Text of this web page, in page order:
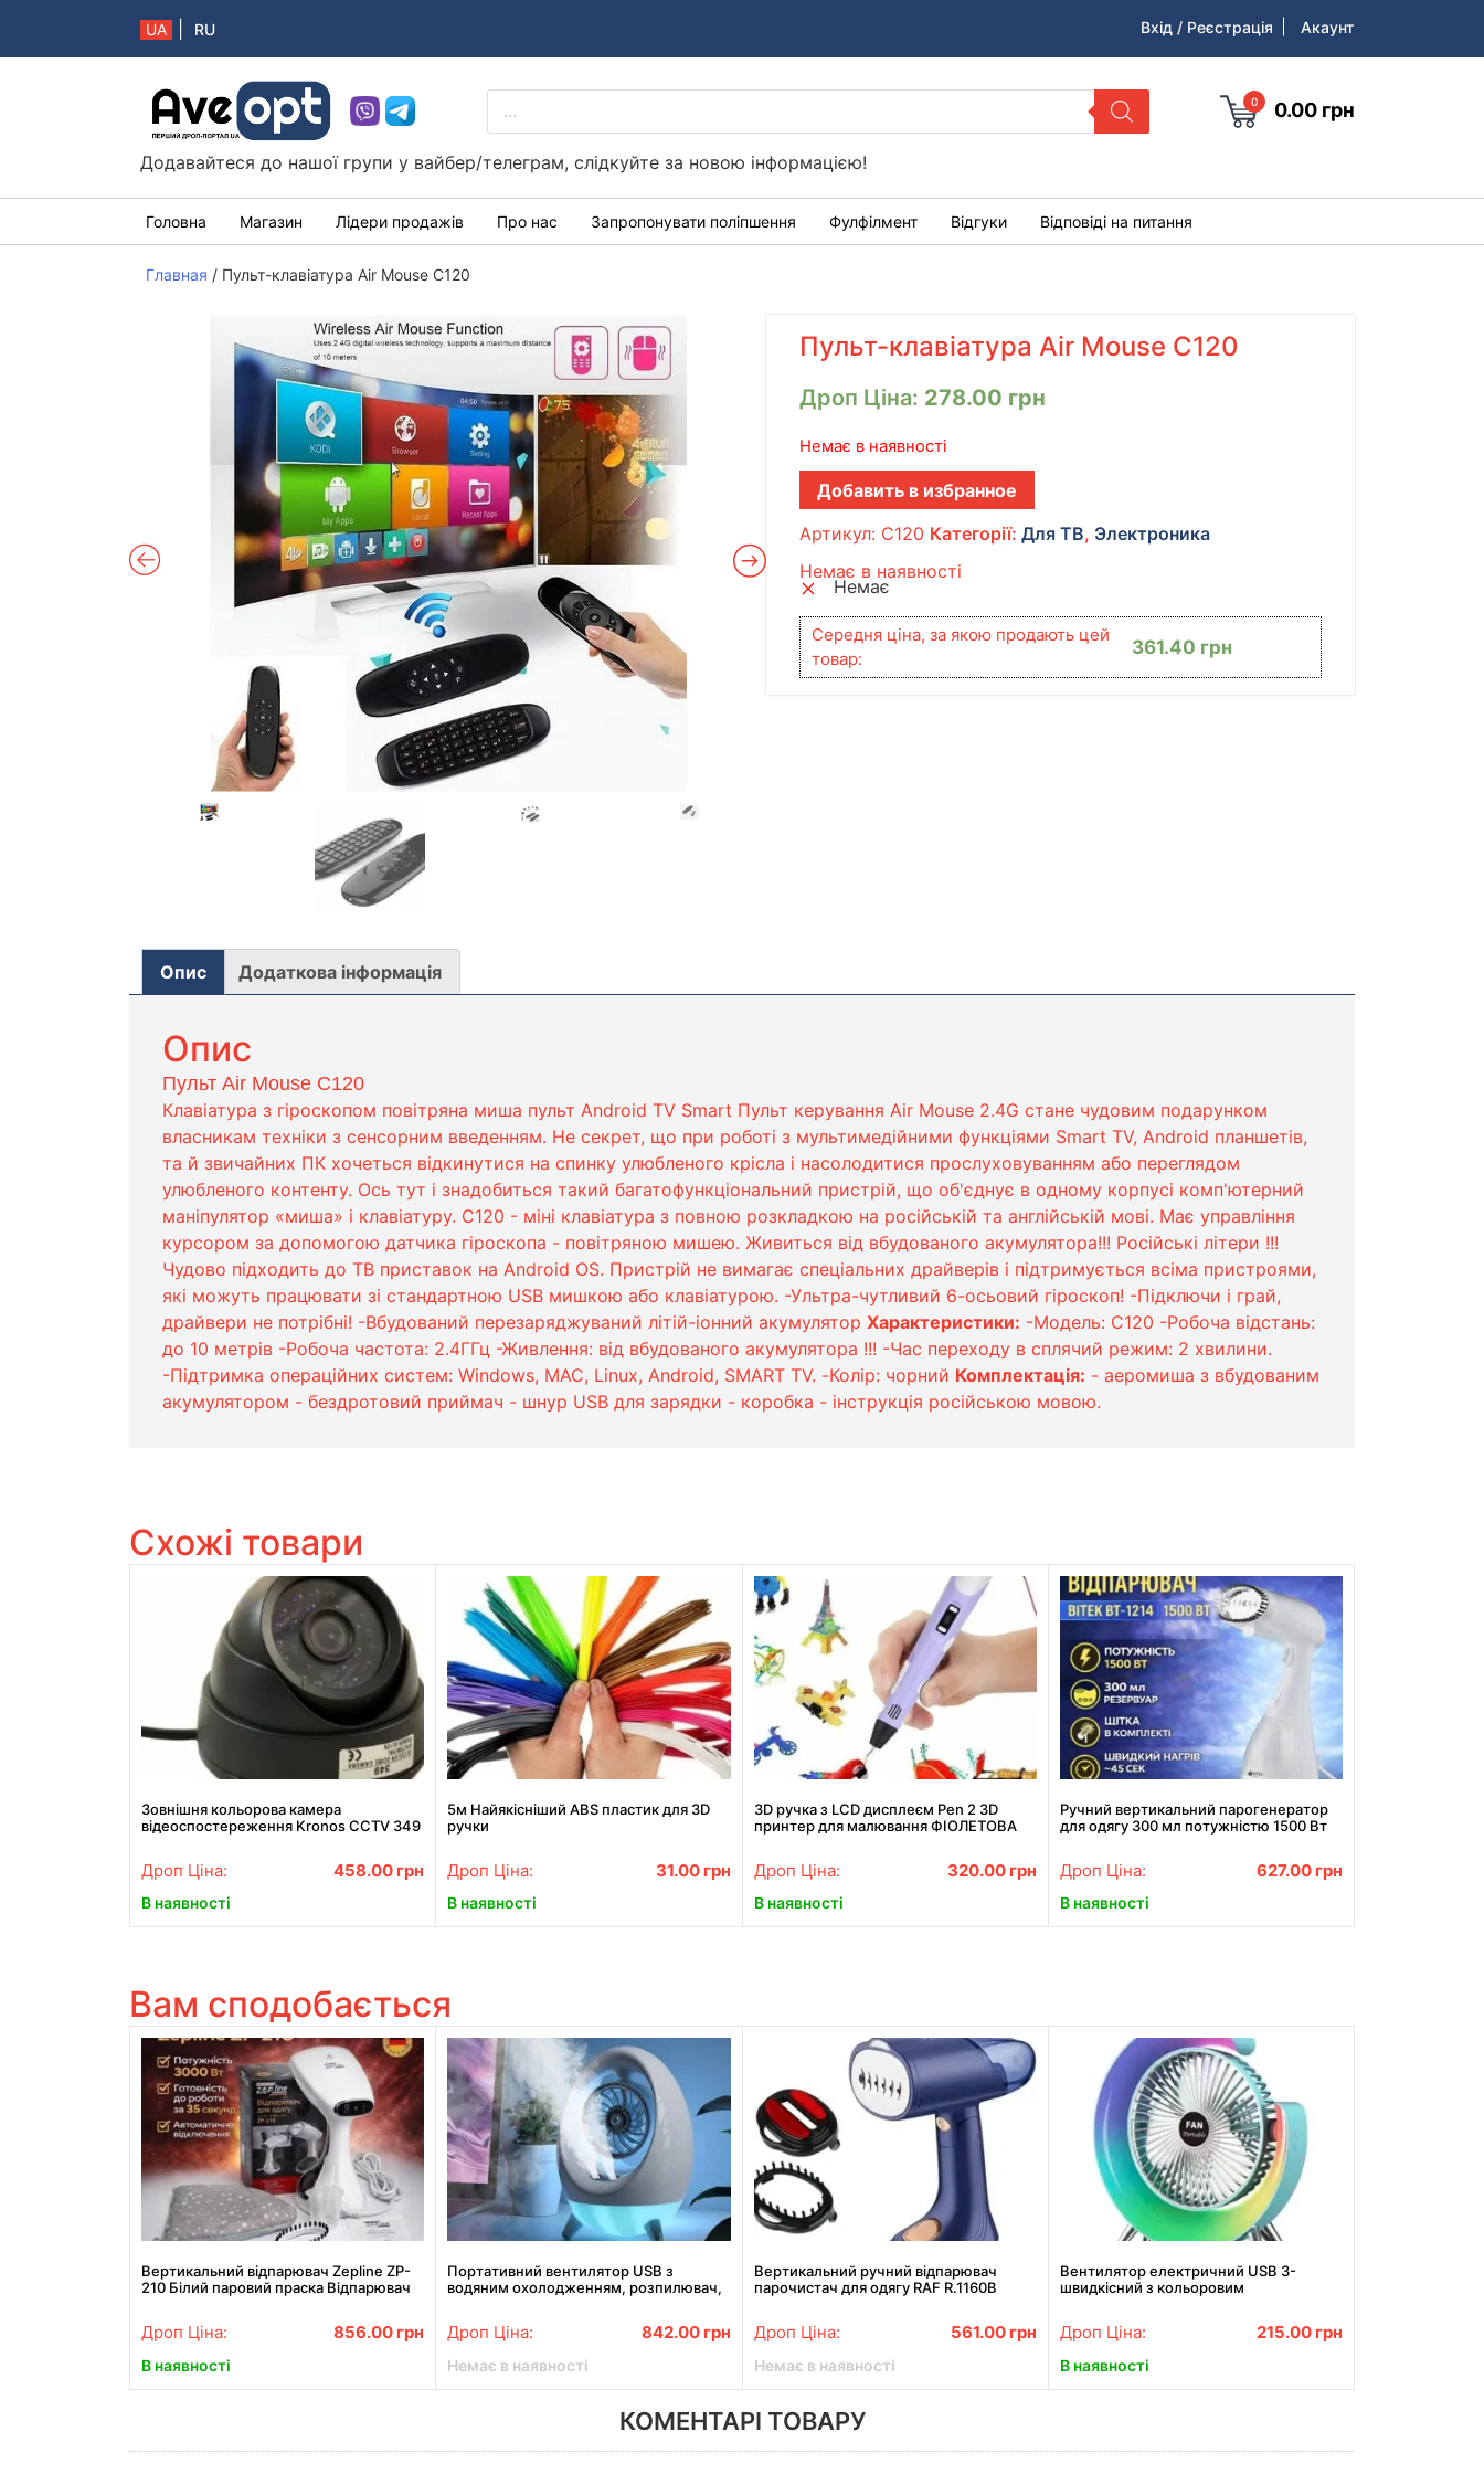
UA RU Вхід / Реєстрація Акаунт
Aveopt – оптова дропшипінг платформа в Україні
PRODUCTS
SEARCH
0 0.00 грн
Додавайтеся до нашої групи у вайбер/телеграм, слідкуйте за новою інформацією!
Головна Магазин Лідери продажів Про нас Запропонувати поліпшення Фулфілмент Відгуки Відповіді на питання
Главная / Пульт-клавіатура Air Mouse C120
Пульт-клавіатура Air Mouse C120
Дроп Ціна: 278.00 грн
Немає в наявності
Добавить в избранное
Артикул: C120 Категорії:Для ТВ, Электроника
Немає в наявності
Немає
Середня ціна, за якою продають цей
товар:
361.40 грн
Опис Додаткова інформація
Опис
Пульт Air Mouse C120
Клавіатура з гіроскопом повітряна миша пульт Android TV Smart Пульт керування Air Mouse 2.4G стане чудовим подарунком
власникам техніки з сенсорним введенням. Не секрет, що при роботі з мультимедійними функціями Smart TV, Android планшетів,
та й звичайних ПК хочеться відкинутися на спинку улюбленого крісла і насолодитися прослуховуванням або переглядом
улюбленого контенту. Ось тут і знадобиться такий багатофункціональний пристрій, що об'єднує в одному корпусі комп'ютерний
маніпулятор «миша» і клавіатуру. C120 - міні клавіатура з повною розкладкою на російській та англійській мові. Має управління
курсором за допомогою датчика гіроскопа - повітряною мишею. Живиться від вбудованого акумулятора!!! Російські літери !!!
Чудово підходить до ТВ приставок на Android OS. Пристрій не вимагає спеціальних драйверів і підтримується всіма пристроями,
які можуть працювати зі стандартною USB мишкою або клавіатурою. -Ультра-чутливий 6-осьовий гіроскоп! -Підключи і грай,
драйвери не потрібні! -Вбудований перезаряджуваний літій-іонний акумулятор Характеристики: -Модель: C120 -Робоча відстань:
до 10 метрів -Робоча частота: 2.4ГГц -Живлення: від вбудованого акумулятора !!! -Час переходу в сплячий режим: 2 хвилини.
-Підтримка операційних систем: Windows, MAC, Linux, Android, SMART TV. -Колір: чорний Комплектація: - аеромиша з вбудованим
акумулятором - бездротовий приймач - шнур USB для зарядки - коробка - інструкція російською мовою.
Схожі товари
Зовнішня кольорова камера
відеоспостереження Kronos CCTV 349
Дроп Ціна: 458.00 грн
В наявності
5м Найякісніший ABS пластик для 3D
ручки
Дроп Ціна: 31.00 грн
В наявності
3D ручка з LCD дисплеєм Pen 2 3D
принтер для малювання ФІОЛЕТОВА
Дроп Ціна: 320.00 грн
В наявності
Ручний вертикальний парогенератор
для одягу 300 мл потужністю 1500 Вт
Дроп Ціна: 627.00 грн
В наявності
Вам сподобається
Вертикальний відпарювач Zepline ZP-
210 Білий паровий праска Відпарювач
Дроп Ціна: 856.00 грн
В наявності
Портативний вентилятор USB з
водяним охолодженням, розпилювач,
Дроп Ціна: 842.00 грн
Немає в наявності
Вертикальний ручний відпарювач
парочистач для одягу RAF R.1160B
Дроп Ціна: 561.00 грн
Немає в наявності
Вентилятор електричний USB 3-
швидкісний з кольоровим
Дроп Ціна: 215.00 грн
В наявності
КОМЕНТАРІ ТОВАРУ